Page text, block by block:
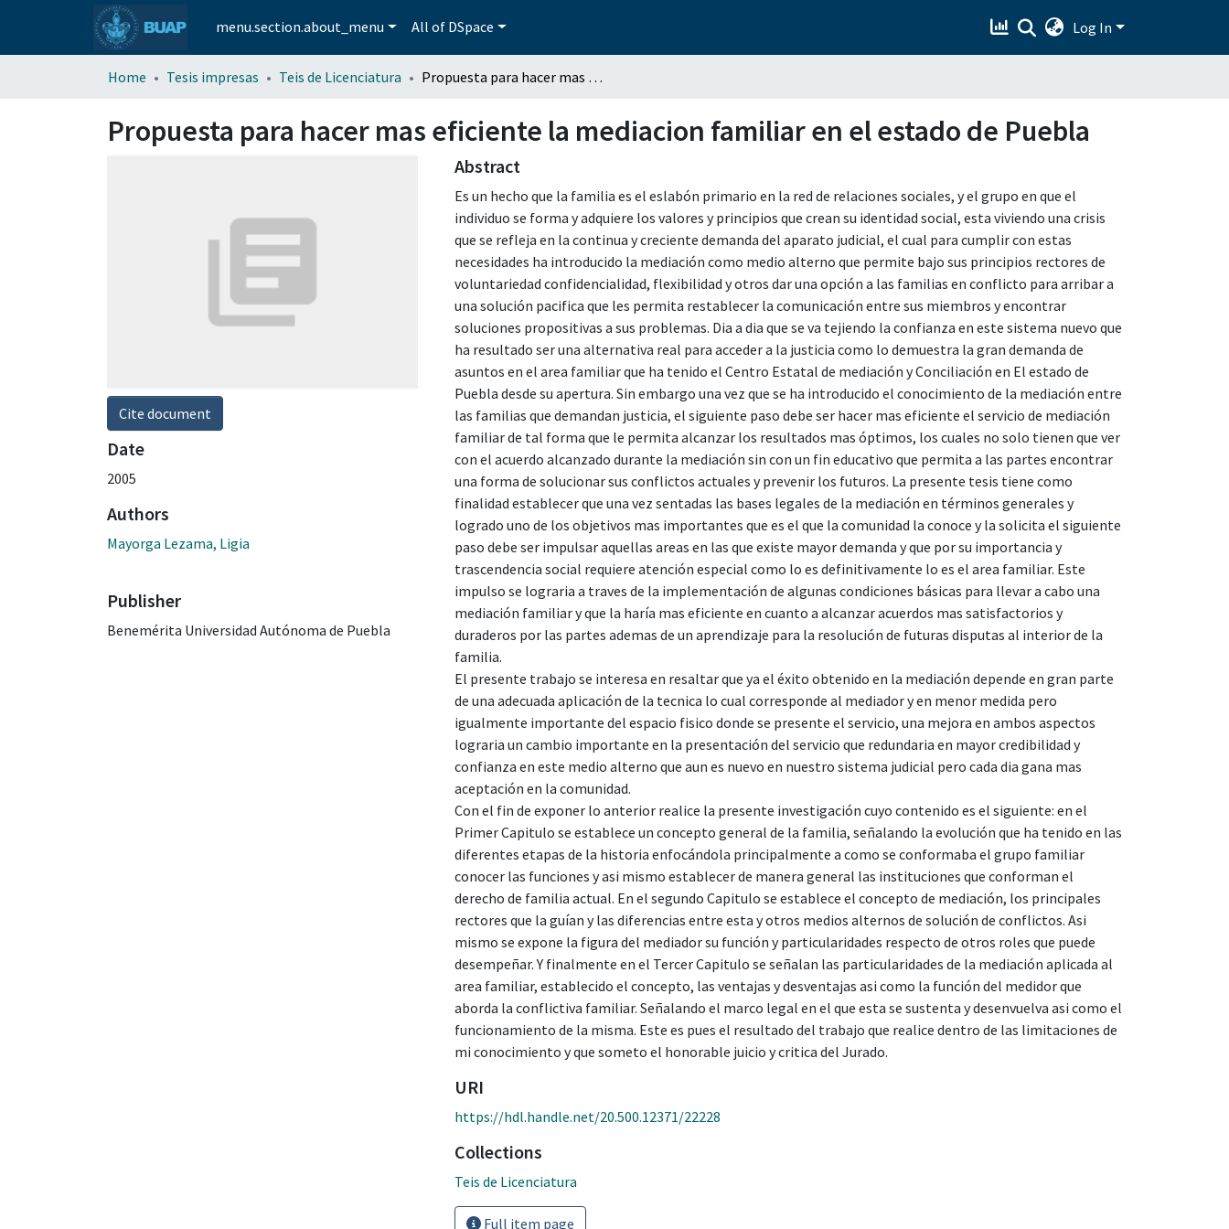
menu.section.about_menu All of DSpace Log In
Home Tesis impresas Teis de Licenciatura Propuesta para hacer mas eficiente la mediacion familiar en el estado de Puebla
Propuesta para hacer mas eficiente la mediacion familiar en el estado de Puebla
Cite document
Date
2005
Authors
Mayorga Lezama, Ligia
Publisher
Benemérita Universidad Autónoma de Puebla
Abstract
Es un hecho que la familia es el eslabón primario en la red de relaciones sociales, y el grupo en que el
individuo se forma y adquiere los valores y principios que crean su identidad social, esta viviendo una crisis
que se refleja en la continua y creciente demanda del aparato judicial, el cual para cumplir con estas
necesidades ha introducido la mediación como medio alterno que permite bajo sus principios rectores de
voluntariedad confidencialidad, flexibilidad y otros dar una opción a las familias en conflicto para arribar a
una solución pacifica que les permita restablecer la comunicación entre sus miembros y encontrar
soluciones propositivas a sus problemas. Dia a dia que se va tejiendo la confianza en este sistema nuevo que
ha resultado ser una alternativa real para acceder a la justicia como lo demuestra la gran demanda de
asuntos en el area familiar que ha tenido el Centro Estatal de mediación y Conciliación en El estado de
Puebla desde su apertura. Sin embargo una vez que se ha introducido el conocimiento de la mediación entre
las familias que demandan justicia, el siguiente paso debe ser hacer mas eficiente el servicio de mediación
familiar de tal forma que le permita alcanzar los resultados mas óptimos, los cuales no solo tienen que ver
con el acuerdo alcanzado durante la mediación sin con un fin educativo que permita a las partes encontrar
una forma de solucionar sus conflictos actuales y prevenir los futuros. La presente tesis tiene como
finalidad establecer que una vez sentadas las bases legales de la mediación en términos generales y
logrado uno de los objetivos mas importantes que es el que la comunidad la conoce y la solicita el siguiente
paso debe ser impulsar aquellas areas en las que existe mayor demanda y que por su importancia y
trascendencia social requiere atención especial como lo es definitivamente lo es el area familiar. Este
impulso se lograria a traves de la implementación de algunas condiciones básicas para llevar a cabo una
mediación familiar y que la haría mas eficiente en cuanto a alcanzar acuerdos mas satisfactorios y
duraderos por las partes ademas de un aprendizaje para la resolución de futuras disputas al interior de la
familia.
El presente trabajo se interesa en resaltar que ya el éxito obtenido en la mediación depende en gran parte
de una adecuada aplicación de la tecnica lo cual corresponde al mediador y en menor medida pero
igualmente importante del espacio fisico donde se presente el servicio, una mejora en ambos aspectos
lograria un cambio importante en la presentación del servicio que redundaria en mayor credibilidad y
confianza en este medio alterno que aun es nuevo en nuestro sistema judicial pero cada dia gana mas
aceptación en la comunidad.
Con el fin de exponer lo anterior realice la presente investigación cuyo contenido es el siguiente: en el
Primer Capitulo se establece un concepto general de la familia, señalando la evolución que ha tenido en las
diferentes etapas de la historia enfocándola principalmente a como se conformaba el grupo familiar
conocer las funciones y asi mismo establecer de manera general las instituciones que conforman el
derecho de familia actual. En el segundo Capitulo se establece el concepto de mediación, los principales
rectores que la guían y las diferencias entre esta y otros medios alternos de solución de conflictos. Asi
mismo se expone la figura del mediador su función y particularidades respecto de otros roles que puede
desempeñar. Y finalmente en el Tercer Capitulo se señalan las particularidades de la mediación aplicada al
area familiar, establecido el concepto, las ventajas y desventajas asi como la función del medidor que
aborda la conflictiva familiar. Señalando el marco legal en el que esta se sustenta y desenvuelva asi como el
funcionamiento de la misma. Este es pues el resultado del trabajo que realice dentro de las limitaciones de
mi conocimiento y que someto el honorable juicio y critica del Jurado.
URI
https://hdl.handle.net/20.500.12371/22228
Collections
Teis de Licenciatura
Full item page